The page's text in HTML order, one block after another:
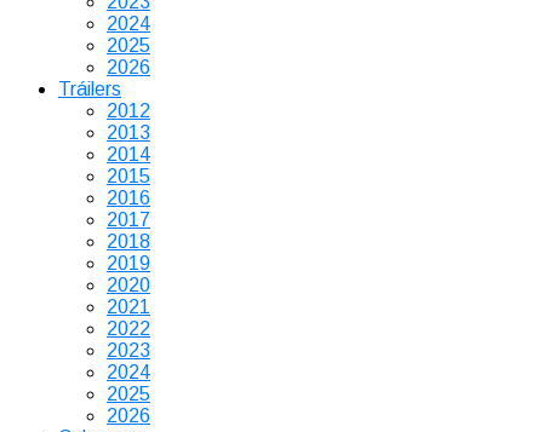
2024
2025
2026
Tráilers
2012
2013
2014
2015
2016
2017
2018
2019
2020
2021
2022
2023
2024
2025
2026